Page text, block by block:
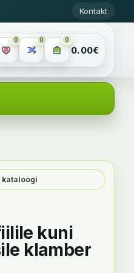
Kontakt
0 0 0
0.00€
kuni
klamber
kataloogi